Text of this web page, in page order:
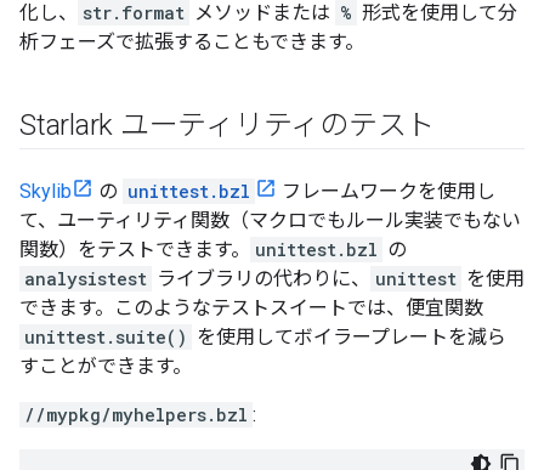
化し、
str.format メソッドまたは % 形式を使用して分
析フェーズで拡張することもできます。
Starlark ユーティリティのテスト
Skylib の unittest.bzl
フレームワークを使用し
て、ユーティリティ関数（マクロでもルール実装でもない
関数）をテストできます。
unittest.bzl の
analysistest ライブラリの代わりに、 unittest を使用
できます。このようなテストスイートでは、便宜関数
unittest.suite() を使用してボイラープレートを減ら
すことができます。
//mypkg/myhelpers.bzl :